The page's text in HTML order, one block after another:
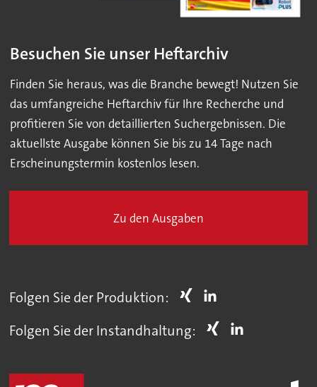
Besuchen Sie unser Heftarchiv
Finden Sie heraus, was die Branche bewegt! Nutzen Sie
das umfangreiche Heftarchiv für Ihre Recherche und
profitieren Sie von detaillierten Suchergebnissen. Die
aktuellste Ausgabe können Sie bis zu 14 Tage nach
Erscheinungstermin kostenlos lesen.
Zu den Ausgaben
Folgen Sie der Produktion:
Folgen Sie der Instandhaltung: